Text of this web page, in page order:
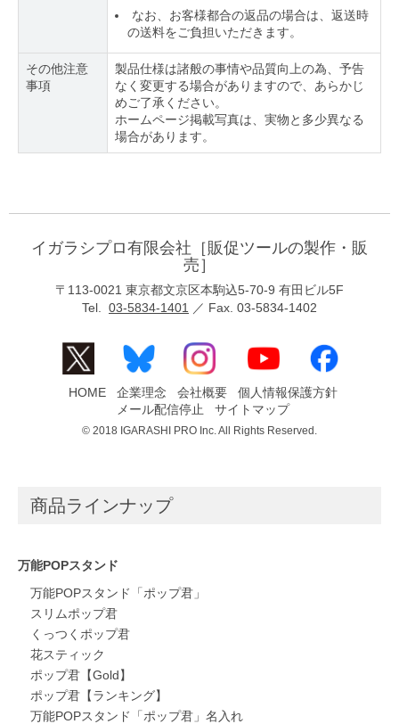
なお、お客様都合の返品の場合は、返送時
の送料をご負担いただきます。
その他注意
事項
製品仕様は諸般の事情や品質向上の為、予告
なく変更する場合がありますので、あらかじ
めご了承ください。
ホームページ掲載写真は、実物と多少異なる
場合があります。
イガラシプロ有限会社［販促ツールの製作・販
売］
〒113-0021 東京都文京区本駒込5-70-9 有田ビル5F
Tel. 03-5834-1401 ／ Fax. 03-5834-1402
HOME 企業理念 会社概要
個人情報保護方針
メール配信停止
サイトマップ
© 2018 IGARASHI PRO Inc. All Rights Reserved.
商品ラインナップ
万能POPスタンド
万能POPスタンド「ポップ君」
スリムポップ君
くっつくポップ君
花スティック
ポップ君【Gold】
ポップ君【ランキング】
万能POPスタンド「ポップ君」名入れ